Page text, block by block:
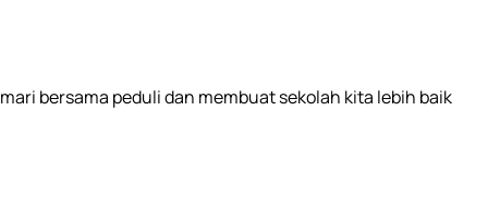
bersama peduli dan membuat sekolah kita lebih baik